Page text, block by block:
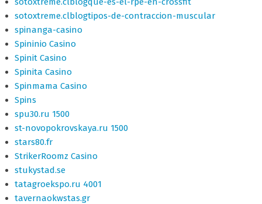
sotoxtreme.clblogtipos-de-contraccion-muscular
spinanga-casino
Spininio Casino
Spinit Casino
Spinita Casino
Spinmama Casino
Spins
spu30.ru 1500
st-novopokrovskaya.ru 1500
stars80.fr
StrikerRoomz Casino
stukystad.se
tatagroekspo.ru 4001
tavernaokwstas.gr